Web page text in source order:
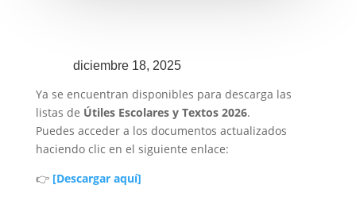
diciembre 18, 2025
Ya se encuentran disponibles para descarga las
listas de Útiles Escolares y Textos 2026.
Puedes acceder a los documentos actualizados
haciendo clic en el siguiente enlace:
👉 [Descargar aquí]